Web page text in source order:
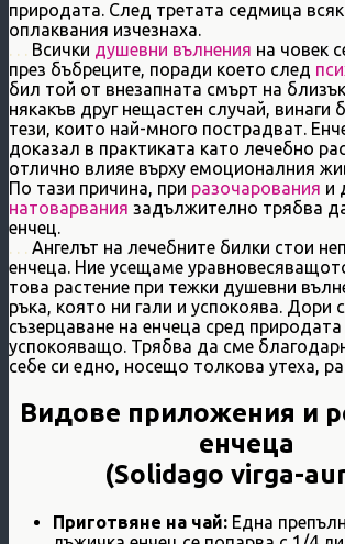
природата. След третата седмица
оплаквания изчезнаха.
. . . Всички душевни вълнения на човек
през бъбреците, поради което след
бил той от внезапната смърт на
някакъв друг нещастен случай, винаги
тези, които най-много пострадват.
доказал в практиката като лечебно
отлично влияе върху емоционалния
По тази причина, при разочарования и
натоварвания задължително трябва
енчец.
. . . Ангелът на лечебните билки стои
енчеца. Ние усещаме
това растение при тежки душевни
ръка, която ни гали и успокоява. Дори
съзерцаване на енчеца сред
успокояващо. Трябва да сме
себе си едно, носещо толкова утеха,
Видове приложения и
енчеца
(Solidago virga-
Приготвяне на чай: Една